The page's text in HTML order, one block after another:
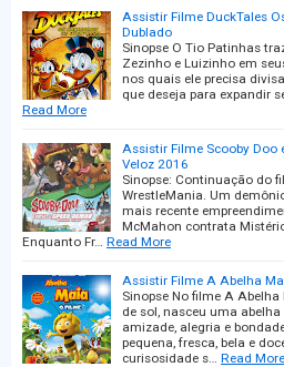
Assistir Filme DuckTales
Dublado
Sinopse O Tio Patinhas
Zezinho e Luizinho em
nos quais ele precisa
que deseja para expandir
Read More
Assistir Filme Scooby Doo
Veloz 2016
Sinopse: Continuação do
WrestleMania. Um
mais recente
McMahon contrata
Enquanto Fr…
Read More
Assistir Filme A Abelha
Sinopse No filme A
de sol, nasceu uma
amizade, alegria e
pequena, fresca, bela e
curisosidade s…
Read More